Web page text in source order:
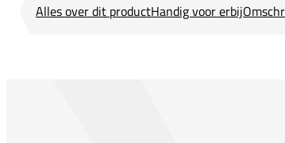
Alles over dit productHandig voor erbij